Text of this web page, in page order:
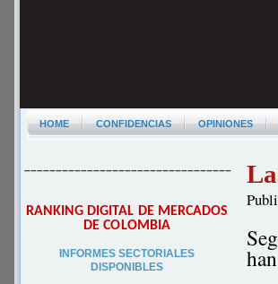
HOME CONFIDENCIAS OPINIONES
–––––––––––––––––––––––––––––––––
RANKING DIGITAL DE MERCADOS
DE COLOMBIA
INFORMES SECTORIALES
DISPONIBLES